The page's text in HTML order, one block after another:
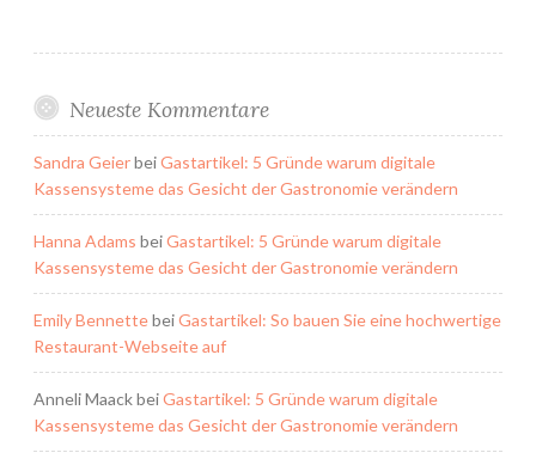
Neueste Kommentare
Sandra GeierbeiGastartikel: 5 Gründe warum digitale
Kassensysteme das Gesicht der Gastronomie verändern
Hanna Adams beiGastartikel: 5 Gründe warum digitale
Kassensysteme das Gesicht der Gastronomie verändern
Emily BennettebeiGastartikel: So bauen Sie eine hochwertige
Restaurant-Webseite auf
Anneli MaackbeiGastartikel: 5 Gründe warum digitale
Kassensysteme das Gesicht der Gastronomie verändern